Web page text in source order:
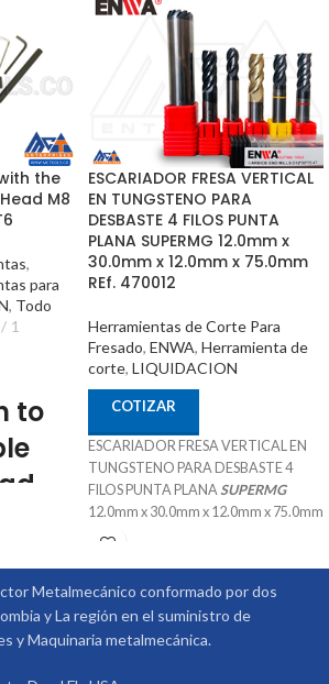
the
M8
,
para
, Todo
1
to
is a high-
for
tapping
VTX
grip
ESCARIADOR FRESA VERTICAL
EN TUNGSTENO PARA
DESBASTE 4 FILOS PUNTA
PLANA SUPERMG 12.0mm x
30.0mm x 12.0mm x 75.0mm
REf. 470012
Herramientas de Corte Para
Fresado, ENWA, Herramienta de
corte, LIQUIDACION
COTIZAR
ESCARIADOR FRESA VERTICAL EN
TUNGSTENO PARA DESBASTE 4
FILOS PUNTA PLANASUPERMG
12.0mm x 30.0mm x 12.0mm x 75.0mm
SKU 470012
Especial para aplicaciones de
mecanizado P K H
Procedencia CHINA
Metalmecánico conformado por dos
y La región en el suministro de
y Maquinaria metalmecánica.